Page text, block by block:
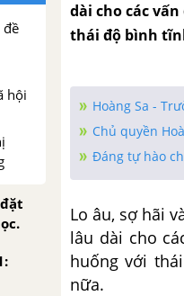
đề
hội
dài cho các
thái độ bình
Hoàng Sa -
Chủ quyền
Đáng tự hào
Lo âu, sợ hãi
lâu dài cho
huống với
nữa.